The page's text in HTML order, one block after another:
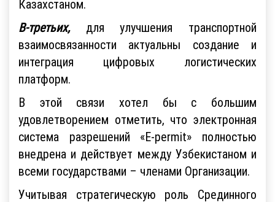
Казахстаном.
В-третьих,для улучшения транспортной
взаимосвязанности актуальны создание и
интеграция цифровых логистических
платформ.
В этой связи хотел бы с большим
удовлетворением отметить, что электронная
система разрешений «E-permit» полностью
внедрена и действует между Узбекистаном и
всеми государствами – членами Организации.
Учитывая стратегическую роль Срединного